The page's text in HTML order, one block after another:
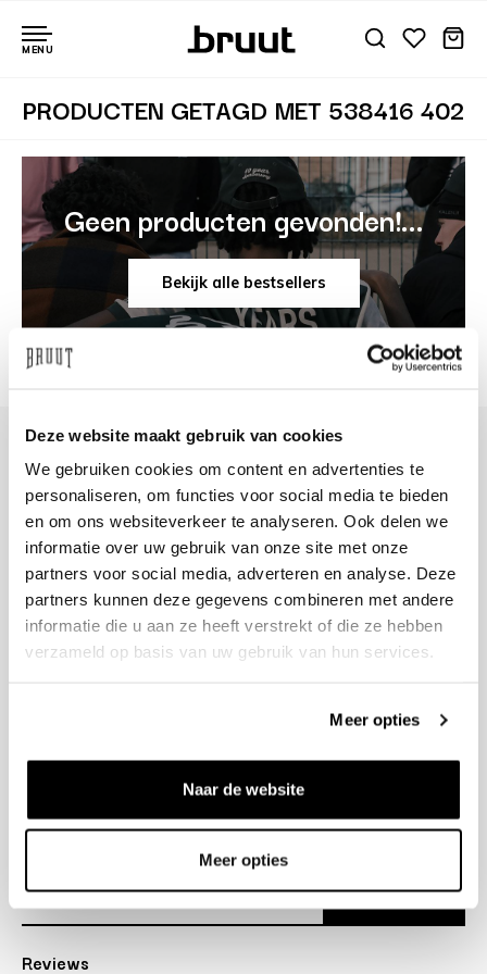
Deze website maakt gebruik van cookies
We gebruiken cookies om content en advertenties te
personaliseren, om functies voor social media te bieden
en om ons websiteverkeer te analyseren. Ook delen we
informatie over uw gebruik van onze site met onze
partners voor social media, adverteren en analyse. Deze
partners kunnen deze gegevens combineren met andere
informatie die u aan ze heeft verstrekt of die ze hebben
verzameld op basis van uw gebruik van hun services.
Meer opties
Naar de website
Meer opties
MENU
PRODUCTEN GETAGD MET 538416 402
Geen producten gevonden!...
Bekijk alle bestsellers
+31 23 205 2006
info@bruut.nl
Contact Formulier
Open tot 18:00
OPENINGSTIJDEN
Over ons
Reviews